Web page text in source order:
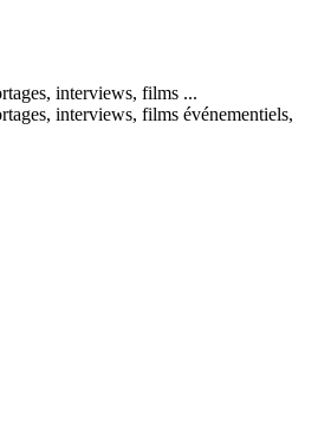
interviews, films ...
interviews, films événementiels,